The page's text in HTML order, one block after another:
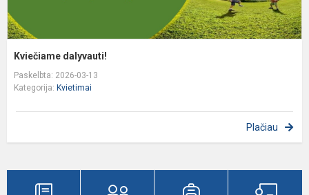
Kviečiame dalyvauti!
Paskelbta: 2026-03-13
Kategorija: Kvietimai
Plačiau